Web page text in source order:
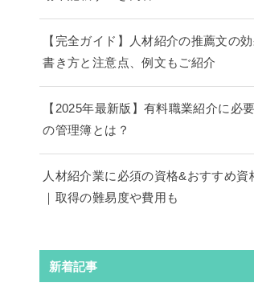
【完全ガイド】人材紹介の推薦文の
書き方と注意点、例文もご紹介
【2025年最新版】有料職業紹介に必
の管理簿とは？
人材紹介業に必須の資格&おすすめ資
｜取得の難易度や費用も
新着記事